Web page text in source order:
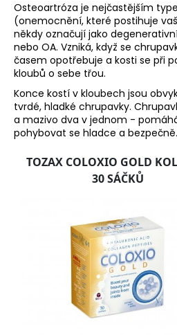
Osteoartróza je nejčastějším
(onemocnění, které postihuje
někdy označují jako
nebo OA. Vzniká, když se
časem opotřebuje a kosti se při
kloubů o sebe třou.
Konce kostí v kloubech jsou
tvrdé, hladké chrupavky.
a mazivo dva v jednom -
pohybovat se hladce a bezpečně.
j
e
m
e